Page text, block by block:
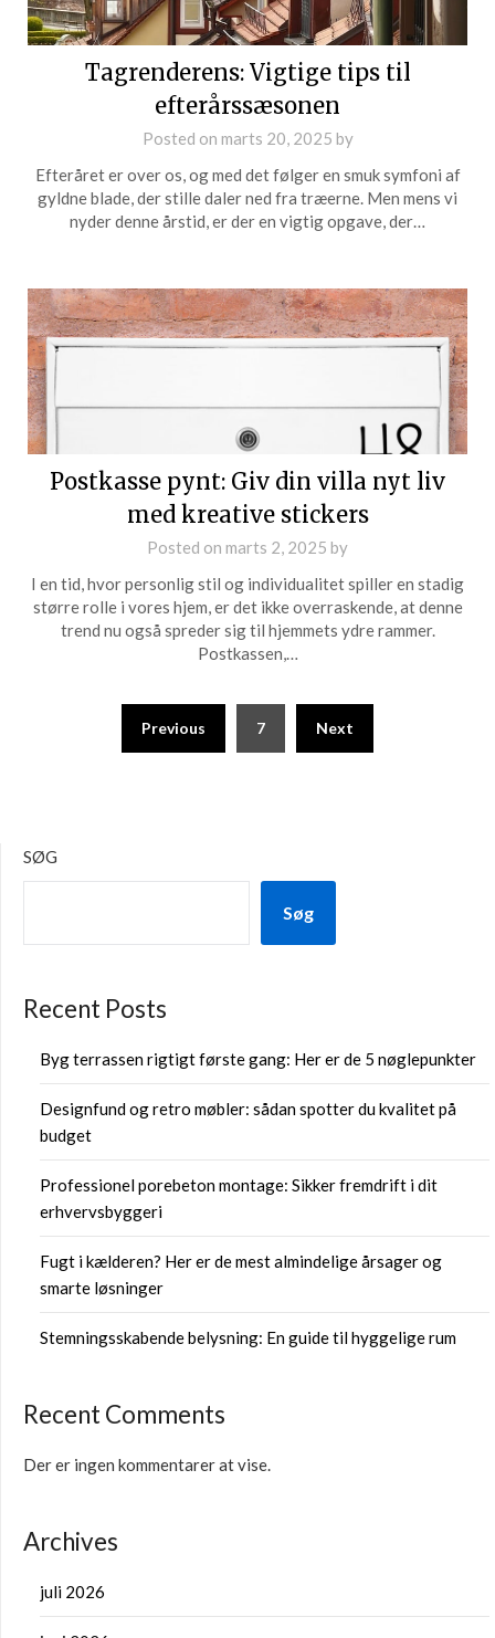
Tagrenderens: Vigtige tips til
efterårssæsonen
Posted on marts 20, 2025 by
Efteråret er over os, og med det følger en smuk symfoni af
gyldne blade, der stille daler ned fra træerne. Men mens vi
nyder denne årstid, er der en vigtig opgave, der…
Postkasse pynt: Giv din villa nyt liv
med kreative stickers
Posted on marts 2, 2025 by
I en tid, hvor personlig stil og individualitet spiller en stadig
større rolle i vores hjem, er det ikke overraskende, at denne
trend nu også spreder sig til hjemmets ydre rammer.
Postkassen,…
Previous 7 Next
SØG
Søg
Recent Posts
Byg terrassen rigtigt første gang: Her er de 5 nøglepunkter
Designfund og retro møbler: sådan spotter du kvalitet på
budget
Professionel porebeton montage: Sikker fremdrift i dit
erhvervsbyggeri
Fugt i kælderen? Her er de mest almindelige årsager og
smarte løsninger
Stemningsskabende belysning: En guide til hyggelige rum
Recent Comments
Der er ingen kommentarer at vise.
Archives
juli 2026